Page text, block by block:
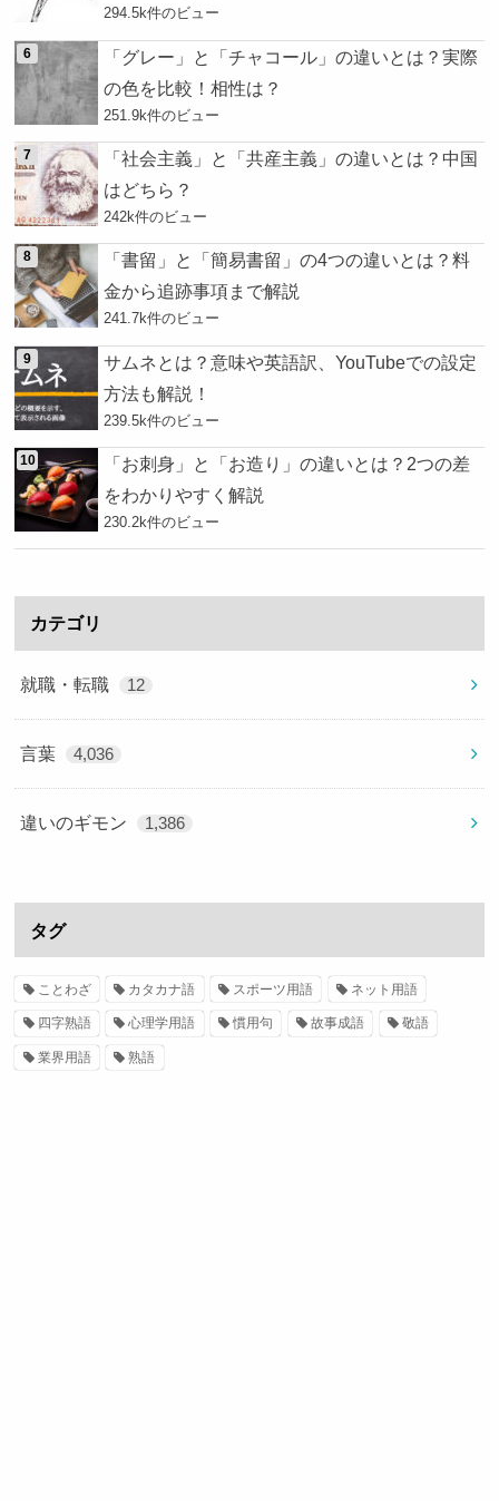
294.5k件のビュー
「グレー」と「チャコール」の違いとは？実際
の色を比較！相性は？
251.9k件のビュー
「社会主義」と「共産主義」の違いとは？中国
はどちら？
242k件のビュー
「書留」と「簡易書留」の4つの違いとは？料
金から追跡事項まで解説
241.7k件のビュー
サムネとは？意味や英語訳、YouTubeでの設定
方法も解説！
239.5k件のビュー
「お刺身」と「お造り」の違いとは？2つの差
をわかりやすく解説
230.2k件のビュー
カテゴリ
就職・転職 12
言葉 4,036
違いのギモン 1,386
タグ
ことわざ カタカナ語 スポーツ用語 ネット用語
四字熟語 心理学用語 慣用句 故事成語 敬語
業界用語 熟語